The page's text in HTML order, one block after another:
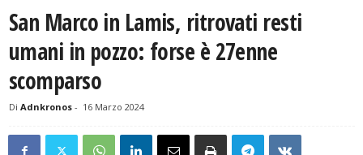
San Marco in Lamis, ritrovati resti
umani in pozzo: forse è 27enne
scomparso
Di Adnkronos - 16 Marzo 2024